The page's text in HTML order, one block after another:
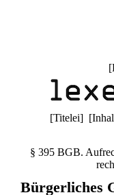
[
[Titelei] [
§ 395 BGB.
Bürgerliches